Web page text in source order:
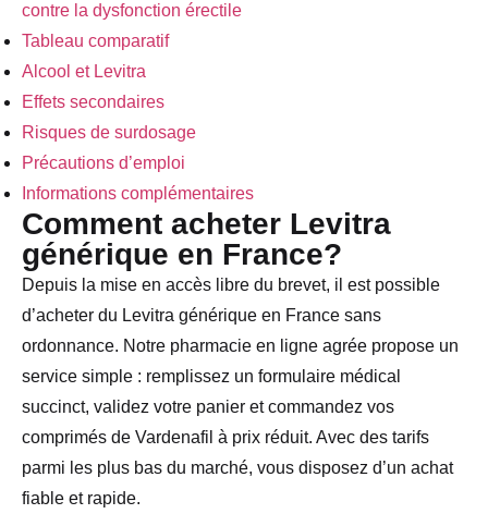
contre la dysfonction érectile
Tableau comparatif
Alcool et Levitra
Effets secondaires
Risques de surdosage
Précautions d’emploi
Informations complémentaires
Comment acheter Levitra
générique en France?
Depuis la mise en accès libre du brevet, il est possible
d’acheter du Levitra générique en France sans
ordonnance. Notre pharmacie en ligne agrée propose un
service simple : remplissez un formulaire médical
succinct, validez votre panier et commandez vos
comprimés de Vardenafil à prix réduit. Avec des tarifs
parmi les plus bas du marché, vous disposez d’un achat
fiable et rapide.